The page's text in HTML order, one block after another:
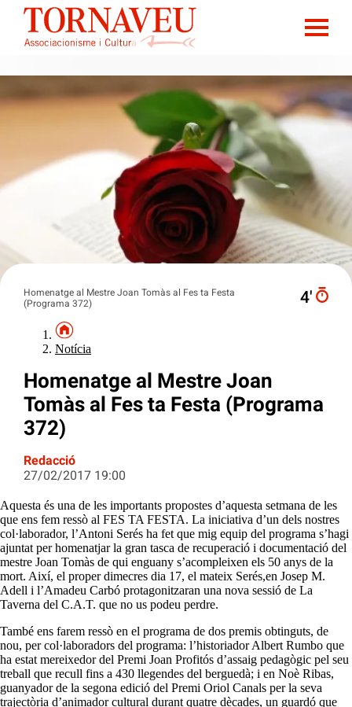
Homenatge al Mestre Joan Tomàs al Fes ta Festa
(Programa 372)
4′
Notícia
Homenatge al Mestre Joan
Tomàs al Fes ta Festa (Programa
372)
Redacció
27/02/2017 19:00
Aquesta és una de les importants propostes d’aquesta setmana de les
que ens fem ressò al FES TA FESTA. La iniciativa d’un dels nostres
col·laborador, l’Antoni Serés ha fet que mig equip del programa s’hagi
ajuntat per homenatjar la gran tasca de recuperació i documentació del
mestre Joan Tomàs de qui enguany s’acompleixen els 50 anys de la
mort. Així, el proper dimecres dia 17, el mateix Serés,en Josep M.
Adell i l’Amadeu Carbó protagonitzaran una nova sessió de La
Taverna del C.A.T. que no us podeu perdre.
També ens farem ressò en el programa de dos premis obtinguts, de
nou, per col·laboradors del programa: l’historiador Albert Rumbo que
ha estat mereixedor del Premi Joan Profitós d’assaig pedagògic pel seu
treball que recull fins a 430 llegendes del berguedà; i en Noè Ribas,
guanyador de la segona edició del Premi Oriol Canals per la seva
trajectòria d’animador cultural durant quatre dècades, un guardó que